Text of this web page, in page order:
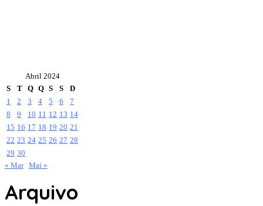
Abril 2024
S
T Q Q S S
D
1
2 3 4 5 6
7
8
9 10 11 12 13 14
15 16 17 18 19 20 21
22 23 24 25 26 27 28
29 30
« Mar Mai »
Arquivo